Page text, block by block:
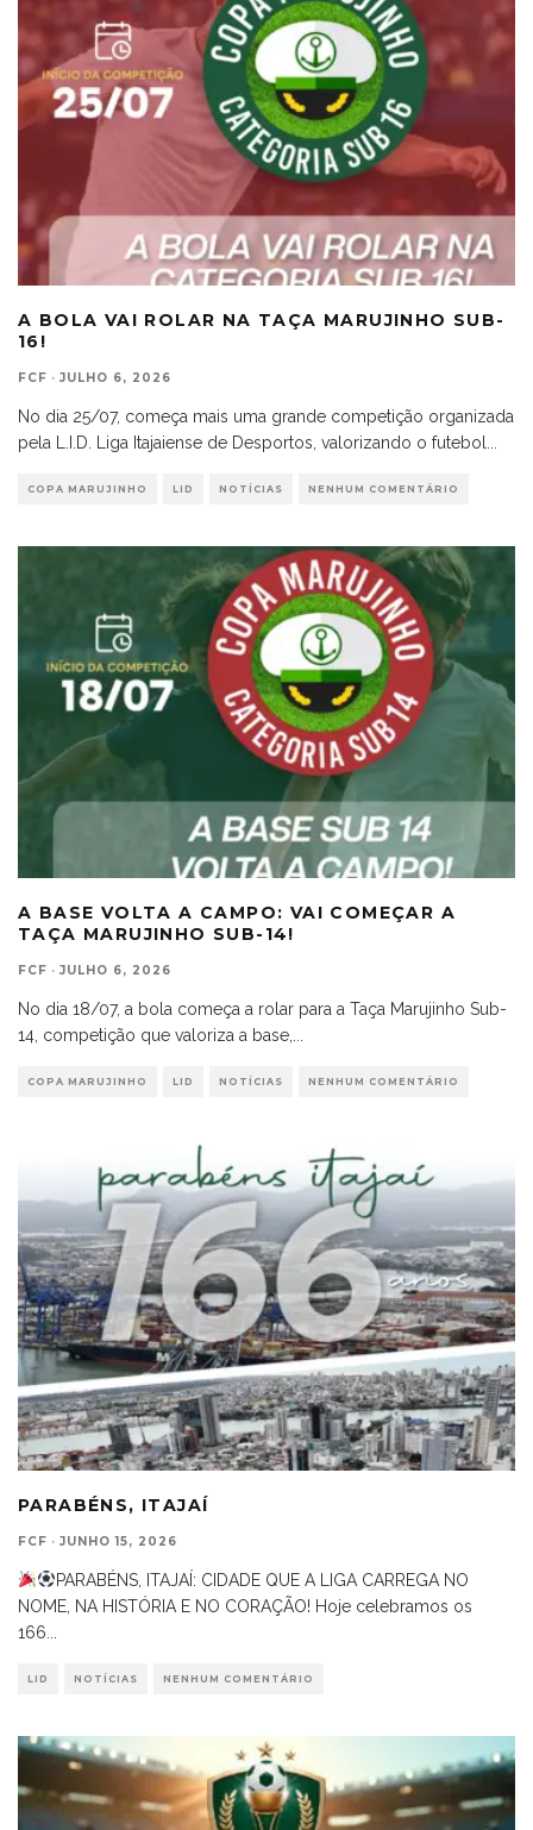
A BOLA VAI ROLAR NA TAÇA MARUJINHO SUB-
16!
FCF · JULHO 6, 2026
No dia 25/07, começa mais uma grande competição organizada
pela L.I.D. Liga Itajaiense de Desportos, valorizando o futebol...
COPA MARUJINHO LID NOTÍCIAS NENHUM COMENTÁRIO
A BASE VOLTA A CAMPO: VAI COMEÇAR A
TAÇA MARUJINHO SUB-14!
FCF · JULHO 6, 2026
No dia 18/07, a bola começa a rolar para a Taça Marujinho Sub-
14, competição que valoriza a base,
COPA MARUJINHO LID NOTÍCIAS NENHUM COMENTÁRIO
PARABÉNS, ITAJAÍ
FCF · JUNHO 15, 2026
PARABÉNS, ITAJAÍ: CIDADE QUE A LIGA CARREGA NO
NOME, NA HISTÓRIA E NO CORAÇÃO! Hoje celebramos os
166
LID NOTÍCIAS NENHUM COMENTÁRIO